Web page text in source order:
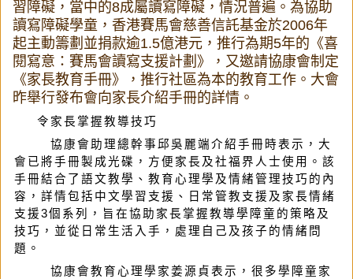
習障礙，當中的8成屬讀寫障礙，情況普遍。為協助
讀寫障礙學童，香港賽馬會慈善信託基金於2006年
起主動籌劃並捐款逾1.5億港元，推行為期5年的《喜
閱寫意：賽馬會讀寫支援計劃》，又邀請協康會制定
《家長教育手冊》，推行社區為本的教育工作。大會
昨舉行發布會向家長介紹手冊的詳情。
令家長掌握教導技巧
協康會助理總幹事邱吳麗端介紹手冊時表示，大
會已將手冊製成光碟，方便家長及社福界人士使用。該
手冊結合了語文教學、教育心理學及情緒管理技巧的內
容，詳情包括中文學習支援、日常管教支援及家長情緒
支援3個系列，旨在協助家長掌握教導學障童的策略及
技巧，並從日常生活入手，處理自己及孩子的情緒問
題。
協康會教育心理學家姜源貞表示，很多學障童家